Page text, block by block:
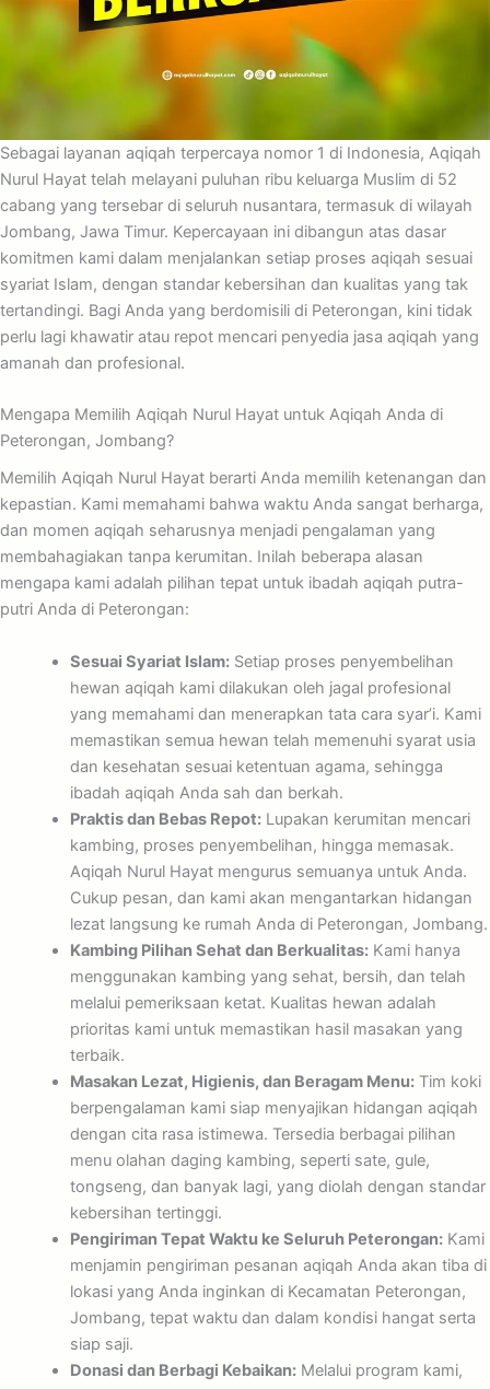
Sebagai layanan aqiqah terpercaya nomor 1 di Indonesia, Aqiqah
Nurul Hayat telah melayani puluhan ribu keluarga Muslim di 52
cabang yang tersebar di seluruh nusantara, termasuk di wilayah
Jombang, Jawa Timur. Kepercayaan ini dibangun atas dasar
komitmen kami dalam menjalankan setiap proses aqiqah sesuai
syariat Islam, dengan standar kebersihan dan kualitas yang tak
tertandingi. Bagi Anda yang berdomisili di Peterongan, kini tidak
perlu lagi khawatir atau repot mencari penyedia jasa aqiqah yang
amanah dan profesional.
Mengapa Memilih Aqiqah Nurul Hayat untuk Aqiqah Anda di
Peterongan, Jombang?
Memilih Aqiqah Nurul Hayat berarti Anda memilih ketenangan dan
kepastian. Kami memahami bahwa waktu Anda sangat berharga,
dan momen aqiqah seharusnya menjadi pengalaman yang
membahagiakan tanpa kerumitan. Inilah beberapa alasan
mengapa kami adalah pilihan tepat untuk ibadah aqiqah putra-
putri Anda di Peterongan:
Sesuai Syariat Islam:Setiap proses penyembelihan
hewan aqiqah kami dilakukan oleh jagal profesional
yang memahami dan menerapkan tata cara syar’i. Kami
memastikan semua hewan telah memenuhi syarat usia
dan kesehatan sesuai ketentuan agama, sehingga
ibadah aqiqah Anda sah dan berkah.
Praktis dan Bebas Repot:Lupakan kerumitan mencari
kambing, proses penyembelihan, hingga memasak.
Aqiqah Nurul Hayat mengurus semuanya untuk Anda.
Cukup pesan, dan kami akan mengantarkan hidangan
lezat langsung ke rumah Anda di Peterongan, Jombang.
Kambing Pilihan Sehat dan Berkualitas:Kami hanya
menggunakan kambing yang sehat, bersih, dan telah
melalui pemeriksaan ketat. Kualitas hewan adalah
prioritas kami untuk memastikan hasil masakan yang
terbaik.
Masakan Lezat, Higienis, dan Beragam Menu:Tim koki
berpengalaman kami siap menyajikan hidangan aqiqah
dengan cita rasa istimewa. Tersedia berbagai pilihan
menu olahan daging kambing, seperti sate, gule,
tongseng, dan banyak lagi, yang diolah dengan standar
kebersihan tertinggi.
Pengiriman Tepat Waktu ke Seluruh Peterongan:Kami
menjamin pengiriman pesanan aqiqah Anda akan tiba di
lokasi yang Anda inginkan di Kecamatan Peterongan,
Jombang, tepat waktu dan dalam kondisi hangat serta
siap saji.
Donasi dan Berbagi Kebaikan:Melalui program kami,